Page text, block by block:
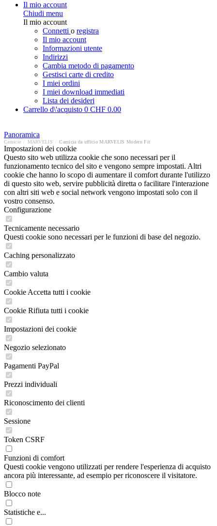
Il mio account
Chiudi menu
Il mio account
Connetti o registra
Il mio account
Informazioni utente
Indirizzi
Cambia metodo di pagamento
Gestisci carte di credito
I miei ordini
I miei download immediati
Lista dei desideri
Carrello d\'acquisto 0 CHF 0.00
Panoramica
Camicie MARVELIS Camicia da ufficio MARVELIS Modern Fit
Impostazioni dei cookie
Questo sito web utilizza cookie che sono necessari per il
funzionamento tecnico del sito e vengono sempre impostati. Altri
cookie che hanno lo scopo di aumentare il comfort durante l'utilizzo
di questo sito web, servire pubblicità diretta o facilitare l'interazione
con altri siti web e social network vengono impostati solo con il
vostro consenso.
Configurazione
Tecnicamente necessario
Questi cookie sono necessari per le funzioni di base del negozio.
Caching personalizzato
Cambio valuta
Cookie Accetta tutti i cookie
Cookie Rifiuta tutti i cookie
Impostazioni dei cookie
Negozio selezionato
Pagamenti PayPal
Prezzi individuali
Riconoscimento dei clienti
Sessione
Token CSRF
Funzioni di comfort
Questi cookie vengono utilizzati per rendere l'esperienza di acquisto
ancora più interessante, ad esempio per riconoscere il visitatore.
Blocco note
Statistiche e...